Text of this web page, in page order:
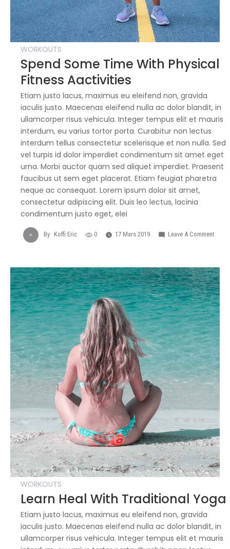
WORKOUTS
Spend Some Time With Physical
Fitness Aactivities
Etiam justo lacus, maximus eu eleifend non, gravida
iaculis justo. Maecenas eleifend nulla ac dolor blandit, in
ullamcorper risus vehicula. Integer tempus elit et mauris
interdum, eu varius tortor porta. Curabitur non lectus
interdum tellus consectetur scelerisque et non nulla. Sed
vel turpis id dolor imperdiet condimentum sit amet eget
urna. Morbi auctor quam sed aliquet imperdiet. Praesent
faucibus ut sem eget placerat. Etiam feugiat pharetra
neque ac consequat. Lorem ipsum dolor sit amet,
consectetur adipiscing elit. Duis leo lectus, lacinia
condimentum justo eget, elei
By Koffi Eric 0 17 Mars 2019 Leave A CommentOn
With
WORKOUTS
Learn Heal With Traditional Yoga
Etiam justo lacus, maximus eu eleifend non, gravida
iaculis justo. Maecenas eleifend nulla ac dolor blandit, in
ullamcorper risus vehicula. Integer tempus elit et mauris